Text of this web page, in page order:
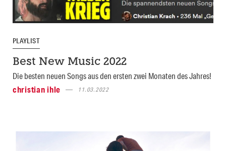
PLAYLIST
Best New Music 2022
Die besten neuen Songs aus den ersten zwei Monaten des Jahres!
christian ihle
11.03.2022